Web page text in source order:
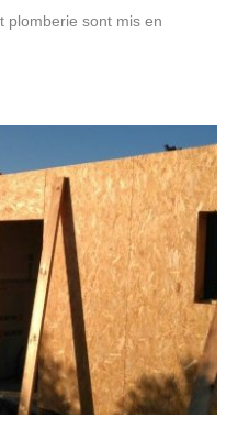
plomberie sont mis en